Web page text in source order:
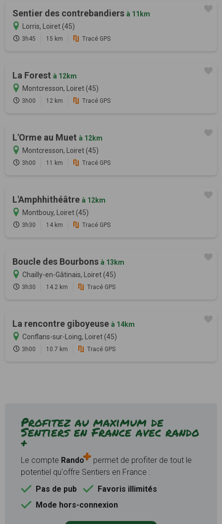
Sentier des contrebandiers à 11km
Lorris, Loiret (45)
3h45 15 km Tracé GPS
La Forest à 12km
Montcresson, Loiret (45)
3h00 12 km Tracé GPS
L'Orme au Muet à 12km
Montcresson, Loiret (45)
3h00 11 km Tracé GPS
L'Amphhithéâtre à 12km
Montbouy, Loiret (45)
3h30 14 km Tracé GPS
Boucle des Bourbons à 13km
Chailly-en-Gâtinais, Loiret (45)
3h30 14.2 km Tracé GPS
La rencontre giboyeuse à 14km
Conflans-sur-Loing, Loiret (45)
3h00 10.7 km Tracé GPS
Profitez au maximum de
Sentiers en France avec rando
+
Le compte Rando
permet de profiter de tout le
potentiel qu'offre Sentiers en France :
Pas de pub
Favoris illimités
Mode hors-connexion